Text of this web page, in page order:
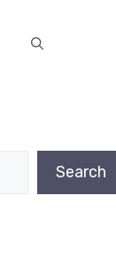
Search